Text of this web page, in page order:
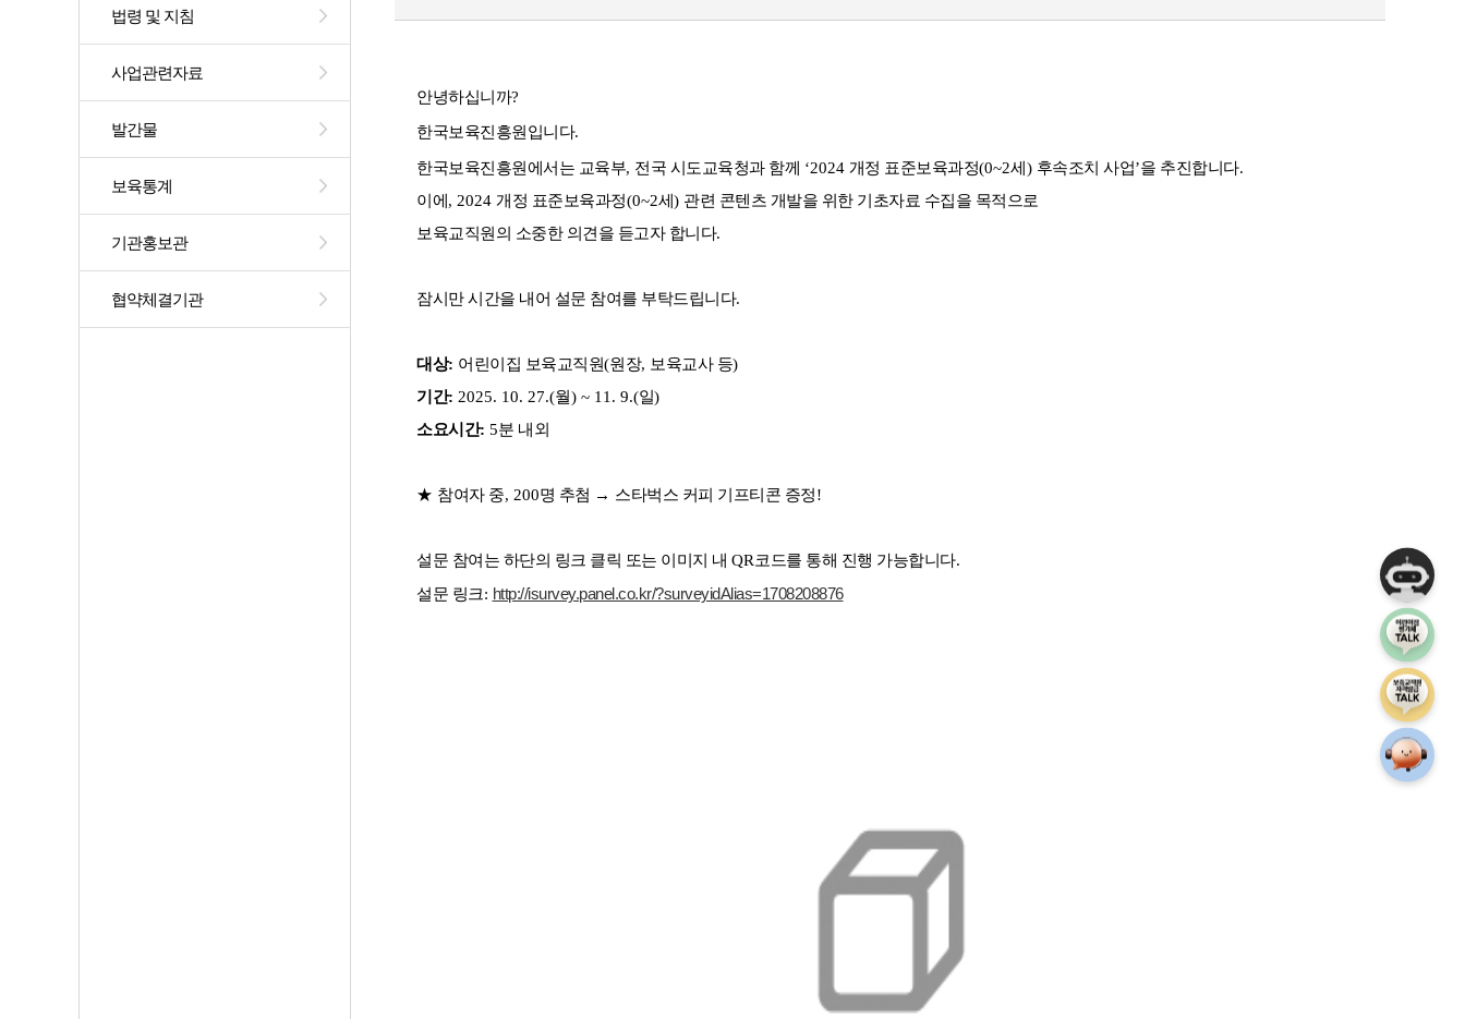
챗봇상담
어린이집 평
보육교직원
상담안내게
법령 및 지침
사업관련자료
발간물
보육통계
기관홍보관
협약체결기관
안녕하십니까?
한국보육진흥원입니다.
한국보육진흥원에서는 교육부, 전국 시도교육청과 함께 ‘2024 개정 표준보육과정(0~2세 ) 후속조치 사업’을 추진합니다.
이에 , 2024 개정 표준보육과정(0~2세 ) 관련 콘텐츠 개발을 위한 기초자료 수집을 목적으로
보육교직원의 소중한 의견을 듣고자 합니다.
잠시만 시간을 내어 설문 참여를 부탁드립니다.
대상: 어린이집 보육교직원(원장, 보육교사 등)
기간: 2025. 10. 27.(월) ~ 11. 9.(일)
소요시간: 5분 내외
★ 참여자 중, 200명 추첨 → 스타벅스 커피 기프티콘 증정!
설문 참여는 하단의 링크 클릭 또는 이미지 내 QR코드를 통해 진행 가능합니다.
설문 링크: http://isurvey.panel.co.kr/?surveyidAlias=1708208876